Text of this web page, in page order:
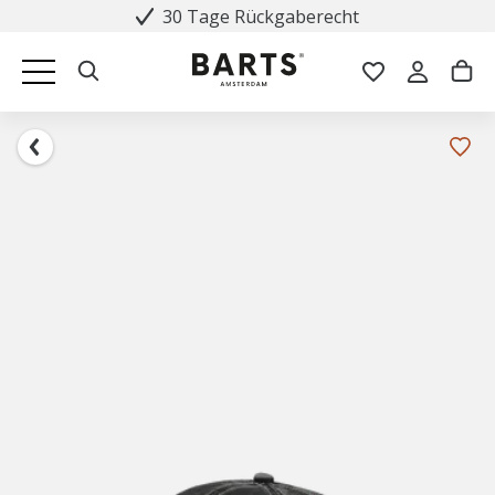
30 Tage Rückgaberecht